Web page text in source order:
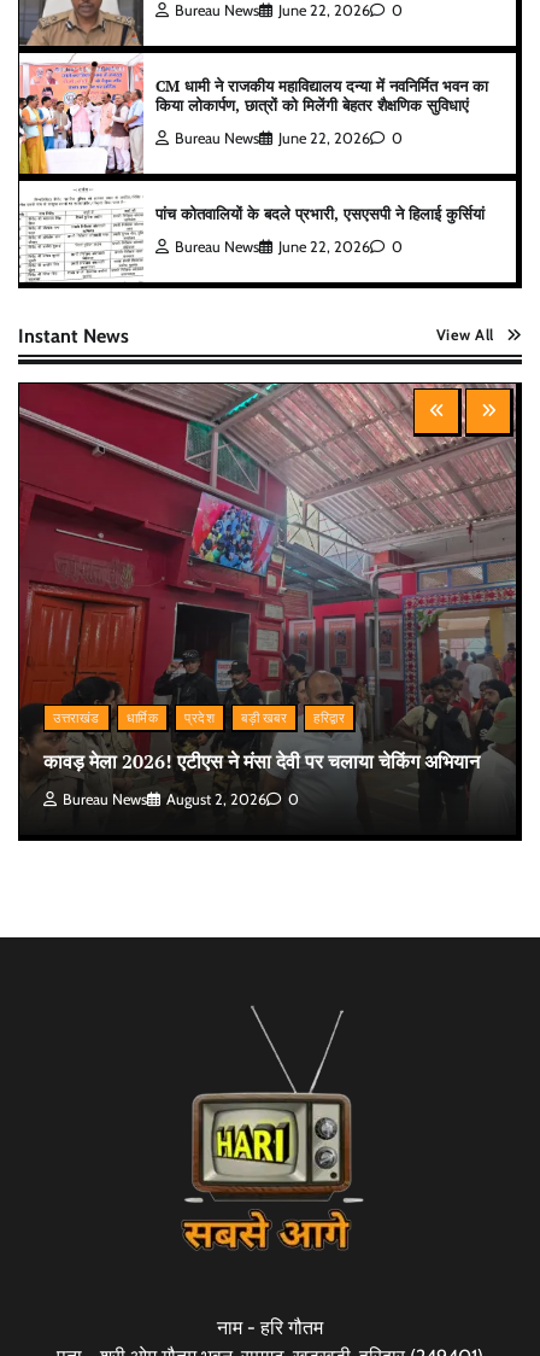
Bureau News June 22, 2026 0
CM धामी ने राजकीय महाविद्यालय दन्या में नवनिर्मित भवन का
किया लोकार्पण, छात्रों को मिलेंगी बेहतर शैक्षणिक सुविधाएं
Bureau News June 22, 2026 0
पांच कोतवालियों के बदले प्रभारी, एसएसपी ने हिलाई कुर्सियां
Bureau News June 22, 2026 0
Instant News View All
उत्तराखंड धार्मिक प्रदेश बड़ी खबर हरिद्वार
कावड़ मेला 2026! एटीएस ने मंसा देवी पर चलाया चेकिंग अभियान
Bureau News August 2, 2026 0
नाम - हरि गौतम